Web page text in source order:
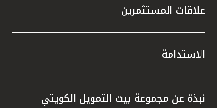
علاقات المستثمرين
الاستدامة
نبذة عن مجموعة بيت التمويل الكويتي